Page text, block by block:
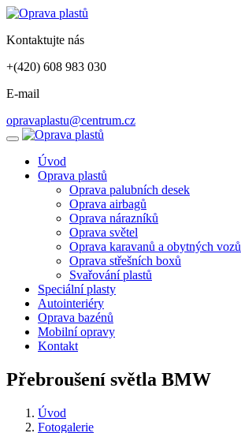
Kontaktujte nás
+(420) 608 983 030
E-mail
opravaplastu@centrum.cz
Úvod
Oprava plastů
Oprava palubních desek
Oprava airbagů
Oprava nárazníků
Oprava světel
Oprava karavanů a obytných vozů
Oprava střešních boxů
Svařování plastů
Speciální plasty
Autointeriéry
Oprava bazénů
Mobilní opravy
Kontakt
Přebroušení světla BMW
Úvod
Fotogalerie